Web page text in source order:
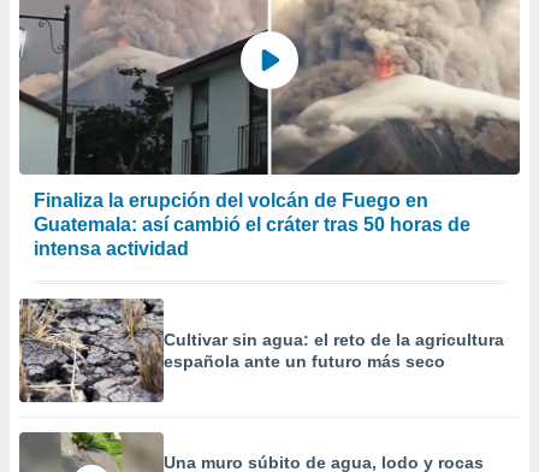
Finaliza la erupción del volcán de Fuego en
Guatemala: así cambió el cráter tras 50 horas de
intensa actividad
Cultivar sin agua: el reto de la agricultura
española ante un futuro más seco
Una muro súbito de agua, lodo y rocas